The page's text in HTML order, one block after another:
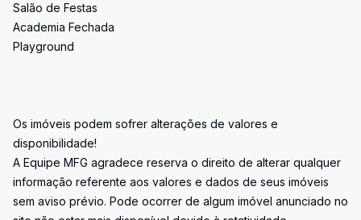
Salão de Festas
Academia Fechada
Playground
Os imóveis podem sofrer alterações de valores e
disponibilidade!
A Equipe MFG agradece reserva o direito de alterar qualquer
informação referente aos valores e dados de seus imóveis
sem aviso prévio. Pode ocorrer de algum imóvel anunciado no